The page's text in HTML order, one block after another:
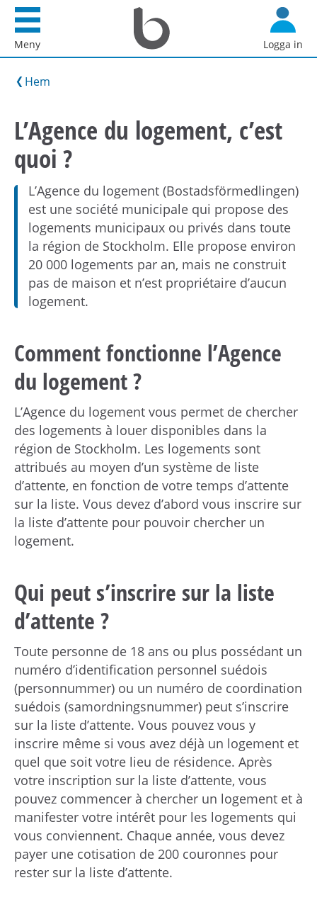
d
k
i
l
l
i
n
n
l
t
Meny
Startsida
Bostadsförmedlingen
i
Logga in
Hem
L’Agence du logement, c’est
quoi ?
L’Agence du logement (Bostadsförmedlingen)
est une société municipale qui propose des
logements municipaux ou privés dans toute
la région de Stockholm. Elle propose environ
20 000 logements par an, mais ne construit
pas de maison et n’est propriétaire d’aucun
logement.
Comment fonctionne l’Agence
du logement ?
L’Agence du logement vous permet de chercher
des logements à louer disponibles dans la
région de Stockholm. Les logements sont
attribués au moyen d’un système de liste
d’attente, en fonction de votre temps d’attente
sur la liste. Vous devez d’abord vous inscrire sur
la liste d’attente pour pouvoir chercher un
logement.
Qui peut s’inscrire sur la liste
d’attente ?
Toute personne de 18 ans ou plus possédant un
numéro d’identification personnel suédois
(personnummer) ou un numéro de coordination
suédois (samordningsnummer) peut s’inscrire
sur la liste d’attente. Vous pouvez vous y
inscrire même si vous avez déjà un logement et
quel que soit votre lieu de résidence. Après
votre inscription sur la liste d’attente, vous
pouvez commencer à chercher un logement et à
manifester votre intérêt pour les logements qui
vous conviennent. Chaque année, vous devez
payer une cotisation de 200 couronnes pour
rester sur la liste d’attente.